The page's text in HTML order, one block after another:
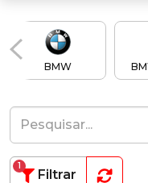
BMW
Filtrar
1